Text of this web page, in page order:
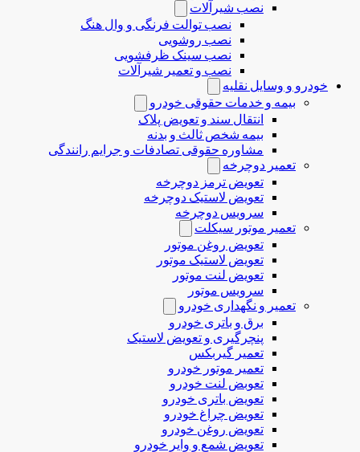
نصب شیرآلات
نصب توالت فرنگی و وال هنگ
نصب روشویی
نصب سینک ظرفشویی
نصب و تعمیر شیرآلات
خودرو و وسایل نقلیه
بیمه و خدمات حقوقی خودرو
انتقال سند و تعویض پلاک
بیمه شخص ثالث و بدنه
مشاوره حقوقی تصادفات و جرایم رانندگی
تعمیر دوچرخه
تعویض ترمز دوچرخه
تعویض لاستیک دوچرخه
سرویس دوچرخه
تعمیر موتور سیکلت
تعویض روغن موتور
تعویض لاستیک موتور
تعویض لنت موتور
سرویس موتور
تعمیر و نگهداری خودرو
برق و باتری خودرو
پنچرگیری و تعویض لاستیک
تعمیر گیربکس
تعمیر موتور خودرو
تعوبض لنت خودرو
تعویض باتری خودرو
تعویض چراغ خودرو
تعویض روغن خودرو
تعویض شمع و وایر خودرو